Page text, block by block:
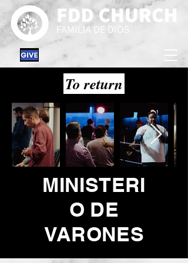
To return
MINISTERI
O DE
VARONES